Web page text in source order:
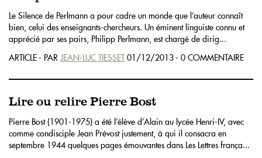
Le Silence de Perlmann a pour cadre un monde que l’auteur connaît
bien, celui des enseignants-chercheurs. Un éminent linguiste connu et
apprécié par ses pairs, Philipp Perlmann, est chargé de dirig...
ARTICLE - PAR JEAN-LUC TIESSET01/12/2013 - 0 COMMENTAIRE
Lire ou relire Pierre Bost
Pierre Bost (1901-1975) a été l’élève d’Alain au lycée Henri-IV, avec
comme condisciple Jean Prévost justement, à qui il consacra en
septembre 1944 quelques pages émouvantes dans Les Lettres frança...